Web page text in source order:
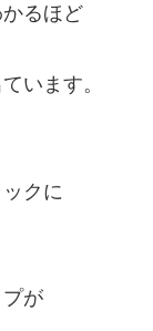
るほど
います。
クに
が